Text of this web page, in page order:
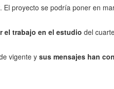
. El proyecto se podría poner en
el trabajo en el estudio del
vigente y sus mensajes han